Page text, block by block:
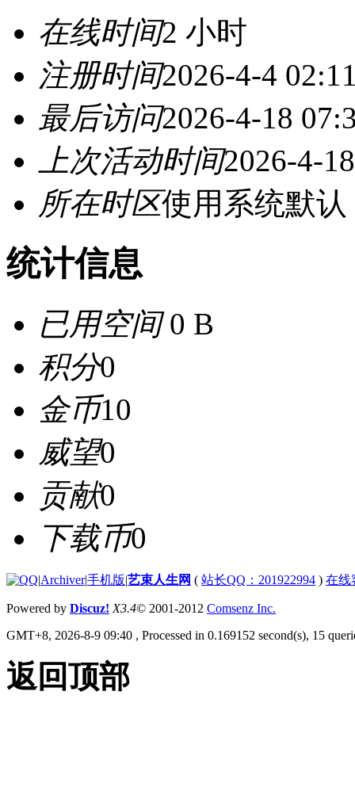
在线时间2 小时
注册时间2026-4-4
最后访问2026-4-18
上次活动时间2026-4-
所在时区使用系统默认
统计信息
已用空间0 B
积分0
金币10
威望0
贡献0
下载币0
|Archiver|手机版|艺束人生网 ( 站长QQ：201922994 ) 在线
Powered by Discuz! X3.4© 2001-2012 Comsenz Inc.
GMT+8, 2026-8-9 09:40 , Processed in 0.169152 second(s), 15
返回顶部